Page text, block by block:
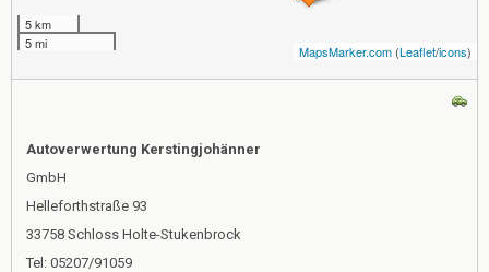
5 km
5 mi
MapsMarker.com (Leaflet/icons)
Autoverwertung Kerstingjohänner
GmbH
Helleforthstraße 93
33758 Schloss Holte-Stukenbrock
Tel: 05207/91059